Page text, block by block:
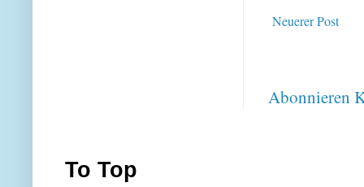
Neuerer Post
Abonnieren
To Top